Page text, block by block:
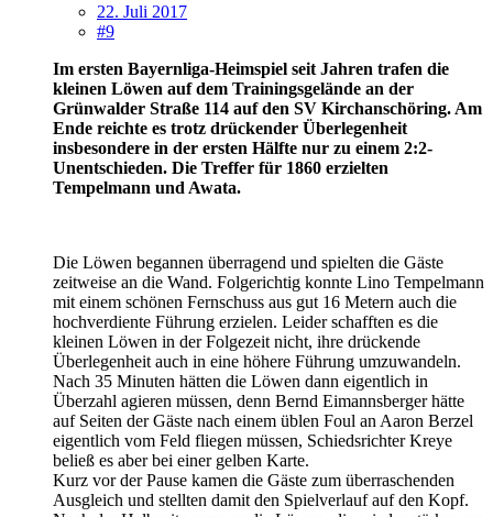
22. Juli 2017
#9
Im ersten Bayernliga-Heimspiel seit Jahren trafen die
kleinen Löwen auf dem Trainingsgelände an der
Grünwalder Straße 114 auf den SV Kirchanschöring. Am
Ende reichte es trotz drückender Überlegenheit
insbesondere in der ersten Hälfte nur zu einem 2:2-
Unentschieden. Die Treffer für 1860 erzielten
Tempelmann und Awata.
Die Löwen begannen überragend und spielten die Gäste
zeitweise an die Wand. Folgerichtig konnte Lino Tempelmann
mit einem schönen Fernschuss aus gut 16 Metern auch die
hochverdiente Führung erzielen. Leider schafften es die
kleinen Löwen in der Folgezeit nicht, ihre drückende
Überlegenheit auch in eine höhere Führung umzuwandeln.
Nach 35 Minuten hätten die Löwen dann eigentlich in
Überzahl agieren müssen, denn Bernd Eimannsberger hätte
auf Seiten der Gäste nach einem üblen Foul an Aaron Berzel
eigentlich vom Feld fliegen müssen, Schiedsrichter Kreye
beließ es aber bei einer gelben Karte.
Kurz vor der Pause kamen die Gäste zum überraschenden
Ausgleich und stellten damit den Spielverlauf auf den Kopf.